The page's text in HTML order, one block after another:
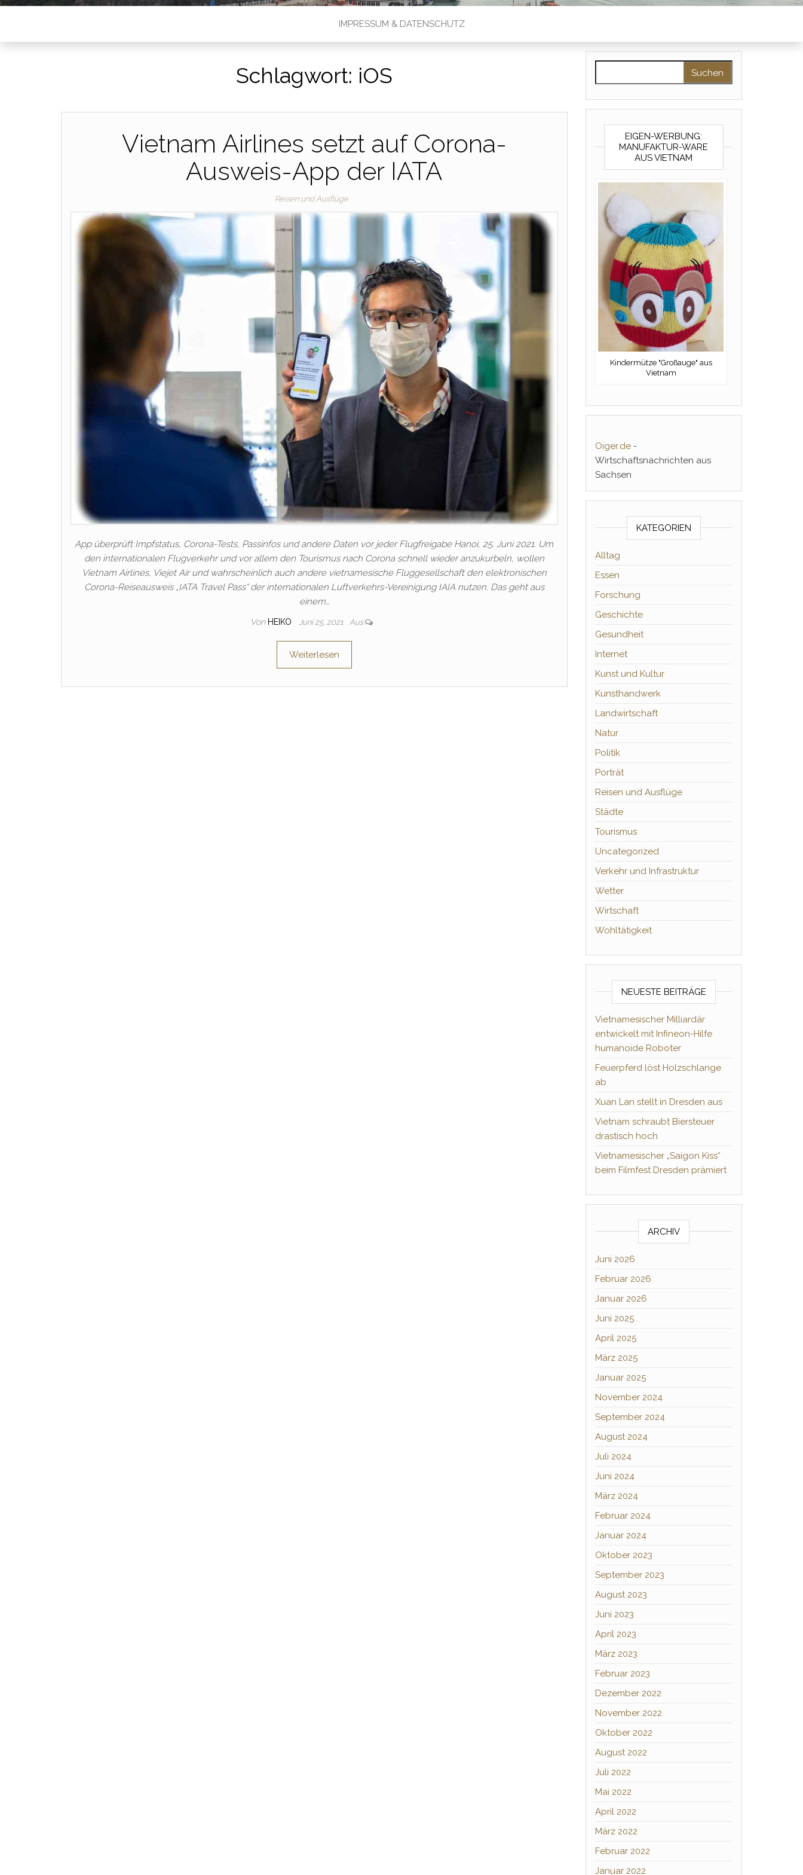
IMPRESSUM & DATENSCHUTZ
Schlagwort: iOS
Vietnam Airlines setzt auf Corona-
Ausweis-App der IATA
Reisen und Ausflüge
App überprüft Impfstatus, Corona-Tests, Passinfos und andere Daten vor jeder Flugfreigabe Hanoi, 25. Juni 2021. Um
den internationalen Flugverkehr und vor allem den Tourismus nach Corona schnell wieder anzukurbeln, wollen
Vietnam Airlines, Viejet Air und wahrscheinlich auch andere vietnamesische Fluggesellschaft den elektronischen
Corona-Reiseausweis „IATA Travel Pass“ der internationalen Luftverkehrs-Vereinigung IAIA nutzen. Das geht aus
einem…
Von HEIKO Juni 25, 2021 Aus
Weiterlesen
EIGEN-WERBUNG:
MANUFAKTUR-WARE
AUS VIETNAM
Kindermütze "Großauge" aus
Vietnam
Oiger.de-
Wirtschaftsnachrichten aus
Sachsen
KATEGORIEN
Alltag
Essen
Forschung
Geschichte
Gesundheit
Internet
Kunst und Kultur
Kunsthandwerk
Landwirtschaft
Natur
Politik
Porträt
Reisen und Ausflüge
Städte
Tourismus
Uncategorized
Verkehr und Infrastruktur
Wetter
Wirtschaft
Wohltätigkeit
NEUESTE BEITRÄGE
Vietnamesischer Milliardär
entwickelt mit Infineon-Hilfe
humanoide Roboter
Feuerpferd löst Holzschlange
ab
Xuan Lan stellt in Dresden aus
Vietnam schraubt Biersteuer
drastisch hoch
Vietnamesischer „Saigon Kiss“
beim Filmfest Dresden prämiert
ARCHIV
Juni 2026
Februar 2026
Januar 2026
Juni 2025
April 2025
März 2025
Januar 2025
November 2024
September 2024
August 2024
Juli 2024
Juni 2024
März 2024
Februar 2024
Januar 2024
Oktober 2023
September 2023
August 2023
Juni 2023
April 2023
März 2023
Februar 2023
Dezember 2022
November 2022
Oktober 2022
August 2022
Juli 2022
Mai 2022
April 2022
März 2022
Februar 2022
Januar 2022